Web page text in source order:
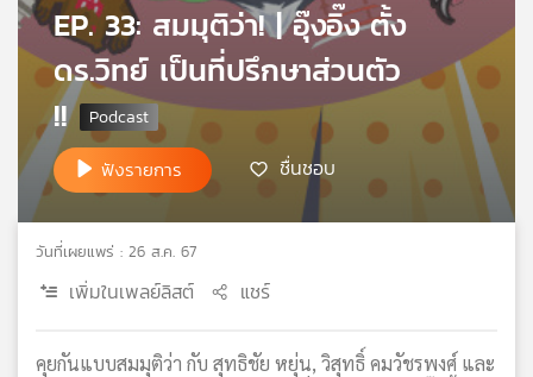
เครือ
ข่าย
บี
เอส
วิทยุ
ข่าย
EP. 33: สมมุติว่า! | อุ๊งอิ๊ง ตั้ง
ดร.วิทย์ เป็นที่ปรึกษาส่วนตัว
!!
ฟังรายการ ชื่นชอบ
วันที่เผยแพร่ : 26 ส.ค. 67
เพิ่มในเพลย์ลิสต์ แชร์
คุยกันแบบสมมุติว่า กับ สุทธิชัย หยุ่น, วิสุทธิ์ คมวัชรพงศ์ และ